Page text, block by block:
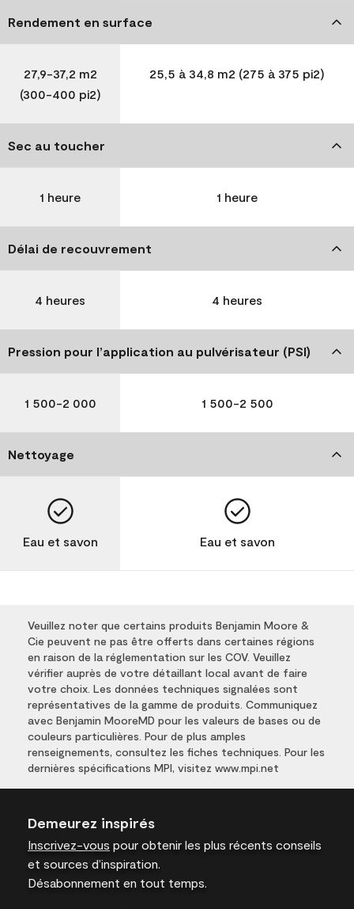
Rendement en surface
27,9-37,2 m2
(300-400 pi2)
25,5 à 34,8 m2 (275 à 375 pi2)
Sec au toucher
1 heure 1 heure
Délai de recouvrement
4 heures 4 heures
Pression pour l’application au pulvérisateur (PSI)
1 500-2 000 1 500-2 500
Nettoyage
Eau et savon Eau et savon
Veuillez noter que certains produits Benjamin Moore &
Cie peuvent ne pas être offerts dans certaines régions
en raison de la réglementation sur les COV. Veuillez
vérifier auprès de votre détaillant local avant de faire
votre choix. Les données techniques signalées sont
représentatives de la gamme de produits. Communiquez
avec Benjamin MooreMD pour les valeurs de bases ou de
couleurs particulières. Pour de plus amples
renseignements, consultez les fiches techniques. Pour les
dernières spécifications MPI, visitez www.mpi.net
Demeurez inspirés
Inscrivez-vous pour obtenir les plus récents conseils
et sources d’inspiration.
Désabonnement en tout temps.